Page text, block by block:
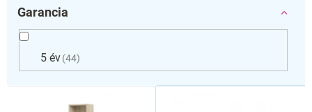
Garancia
5 év 44
T